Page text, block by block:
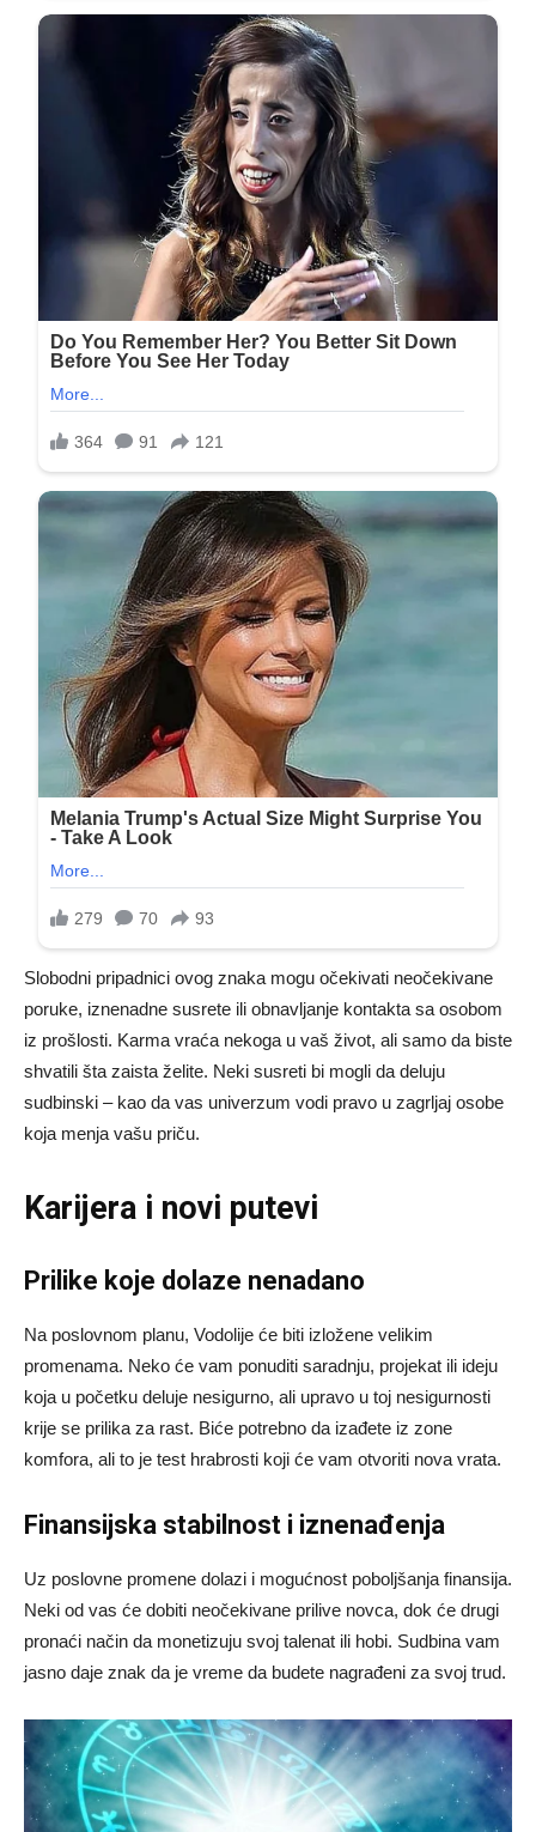
Slobodni pripadnici ovog znaka mogu očekivati neočekivane
poruke, iznenadne susrete ili obnavljanje kontakta sa osobom
iz prošlosti. Karma vraća nekoga u vaš život, ali samo da biste
shvatili šta zaista želite. Neki susreti bi mogli da deluju
sudbinski – kao da vas univerzum vodi pravo u zagrljaj osobe
koja menja vašu priču.
Karijera i novi putevi
Prilike koje dolaze nenadano
Na poslovnom planu, Vodolije će biti izložene velikim
promenama. Neko će vam ponuditi saradnju, projekat ili ideju
koja u početku deluje nesigurno, ali upravo u toj nesigurnosti
krije se prilika za rast. Biće potrebno da izađete iz zone
komfora, ali to je test hrabrosti koji će vam otvoriti nova vrata.
Finansijska stabilnost i iznenađenja
Uz poslovne promene dolazi i mogućnost poboljšanja finansija.
Neki od vas će dobiti neočekivane prilive novca, dok će drugi
pronaći način da monetizuju svoj talenat ili hobi. Sudbina vam
jasno daje znak da je vreme da budete nagrađeni za svoj trud.